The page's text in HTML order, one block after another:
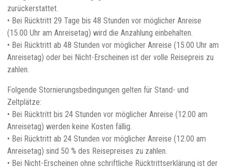
zurückerstattet.
• Bei Rücktritt 29 Tage bis 48 Stunden vor möglicher Anreise
(15.00 Uhr am Anreisetag) wird die Anzahlung einbehalten.
• Bei Rücktritt ab 48 Stunden vor möglicher Anreise (15.00 Uhr am
Anreisetag) oder bei Nicht-Erscheinen ist der volle Reisepreis zu
zahlen.
Folgende Stornierungsbedingungen gelten für Stand- und
Zeltplätze:
• Bei Rücktritt bis 24 Stunden vor möglicher Anreise (12.00 am
Anreisetag) werden keine Kosten fällig.
• Bei Rücktritt ab 24 Stunden vor möglicher Anreise (12.00 am
Anreisetag) sind 50 % des Reisepreises zu zahlen.
• Bei Nicht-Erscheinen ohne schriftliche Rücktrittserklärung ist der